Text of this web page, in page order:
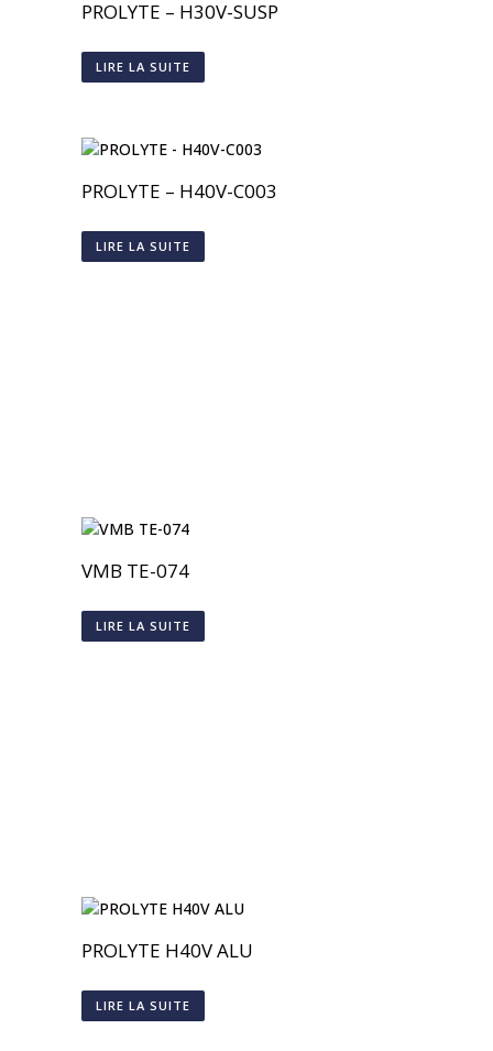
PROLYTE – H30V-SUSP
LIRE LA SUITE
PROLYTE – H40V-C003
LIRE LA SUITE
VMB TE-074
LIRE LA SUITE
PROLYTE H40V ALU
LIRE LA SUITE